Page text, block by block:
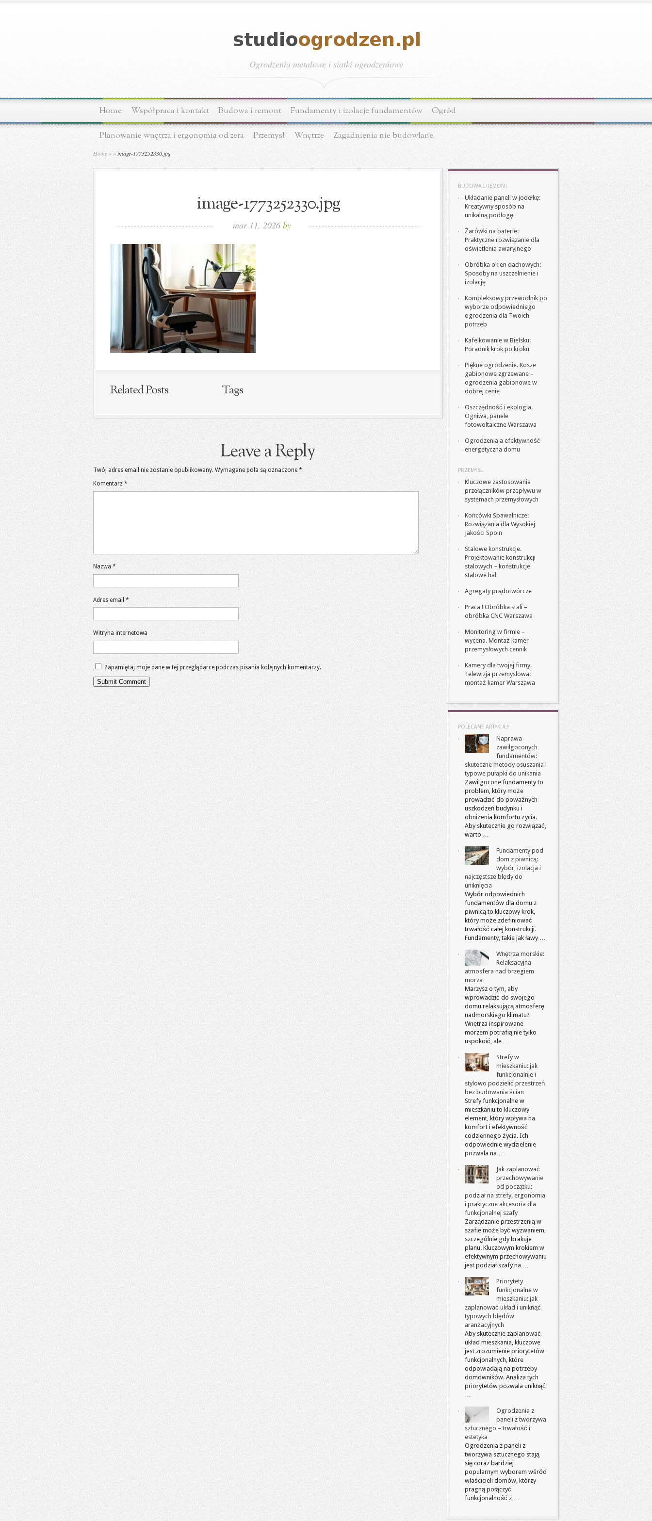
Ogrodzenia metalowe i siatki ogrodzeniowe
Home Współpraca i kontakt Budowa i remont Fundamenty i izolacje fundamentów Ogród
Planowanie wnętrza i ergonomia od zera Przemysł Wnętrze Zagadnienia nie budowlane
Home » »image-1773252330.jpg
image-1773252330.jpg
mar 11, 2026 by
Related Posts Tags
Leave a Reply
Twój adres email nie zostanie opublikowany. Wymagane pola są oznaczone *
Komentarz *
Nazwa *
Adres email *
Witryna internetowa
Zapamiętaj moje dane w tej przeglądarce podczas pisania kolejnych komentarzy.
BUDOWA I REMONT
Układanie paneli w jodełkę:
Kreatywny sposób na
unikalną podłogę
Żarówki na baterie:
Praktyczne rozwiązanie dla
oświetlenia awaryjnego
Obróbka okien dachowych:
Sposoby na uszczelnienie i
izolację
Kompleksowy przewodnik po
wyborze odpowiedniego
ogrodzenia dla Twoich
potrzeb
Kafelkowanie w Bielsku:
Poradnik krok po kroku
Piękne ogrodzenie. Kosze
gabionowe zgrzewane –
ogrodzenia gabionowe w
dobrej cenie
Oszczędność i ekologia.
Ogniwa, panele
fotowoltaiczne Warszawa
Ogrodzenia a efektywność
energetyczna domu
PRZEMYSŁ
Kluczowe zastosowania
przełączników przepływu w
systemach przemysłowych
Końcówki Spawalnicze:
Rozwiązania dla Wysokiej
Jakości Spoin
Stalowe konstrukcje.
Projektowanie konstrukcji
stalowych – konstrukcje
stalowe hal
Agregaty prądotwórcze
Praca ! Obróbka stali –
obróbka CNC Warszawa
Monitoring w firmie –
wycena. Montaż kamer
przemysłowych cennik
Kamery dla twojej firmy.
Telewizja przemysłowa:
montaż kamer Warszawa
POLECANE ARTYKUŁY
Naprawa
zawilgoconych
fundamentów:
skuteczne metody osuszania i
typowe pułapki do unikania
Zawilgocone fundamenty to
problem, który może
prowadzić do poważnych
uszkodzeń budynku i
obniżenia komfortu życia.
Aby skutecznie go rozwiązać,
warto …
Fundamenty pod
dom z piwnicą:
wybór, izolacja i
najczęstsze błędy do
uniknięcia
Wybór odpowiednich
fundamentów dla domu z
piwnicą to kluczowy krok,
który może zdefiniować
trwałość całej konstrukcji.
Fundamenty, takie jak ławy …
Wnętrza morskie:
Relaksacyjna
atmosfera nad brzegiem
morza
Marzysz o tym, aby
wprowadzić do swojego
domu relaksującą atmosferę
nadmorskiego klimatu?
Wnętrza inspirowane
morzem potrafią nie tylko
uspokoić, ale …
Strefy w
mieszkaniu: jak
funkcjonalnie i
stylowo podzielić przestrzeń
bez budowania ścian
Strefy funkcjonalne w
mieszkaniu to kluczowy
element, który wpływa na
komfort i efektywność
codziennego życia. Ich
odpowiednie wydzielenie
pozwala na …
Jak zaplanować
przechowywanie
od początku:
podział na strefy, ergonomia
i praktyczne akcesoria dla
funkcjonalnej szafy
Zarządzanie przestrzenią w
szafie może być wyzwaniem,
szczególnie gdy brakuje
planu. Kluczowym krokiem w
efektywnym przechowywaniu
jest podział szafy na …
Priorytety
funkcjonalne w
mieszkaniu: jak
zaplanować układ i uniknąć
typowych błędów
aranżacyjnych
Aby skutecznie zaplanować
układ mieszkania, kluczowe
jest zrozumienie priorytetów
funkcjonalnych, które
odpowiadają na potrzeby
domowników. Analiza tych
priorytetów pozwala uniknąć
…
Ogrodzenia z
paneli z tworzywa
sztucznego – trwałość i
estetyka
Ogrodzenia z paneli z
tworzywa sztucznego stają
się coraz bardziej
popularnym wyborem wśród
właścicieli domów, którzy
pragną połączyć
funkcjonalność z …